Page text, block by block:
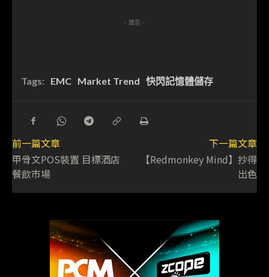
- 廣告 -
Tags: EMC Market Trend 快閃記憶體儲存
前一篇文章
甲骨文POS裝置 目標酒店
餐飲市場
下一篇文章
【Redmonkey Mind】抄得
出色